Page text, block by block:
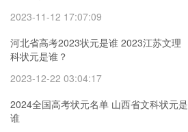
2023-11-12 17:07:09
河北省高考2023状元是谁 2023江苏文理
科状元是谁？
2023-12-22 03:04:17
2024全国高考状元名单 山西省文科状元是
谁